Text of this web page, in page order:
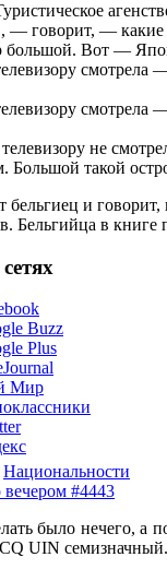
— говорит, — какие
Вот —
смотрела
смотрела
не
такой
бельгиец и говорит,
Бельгийца в книге
Национальности
#4443
было нечего, а
UIN